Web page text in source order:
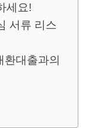
세요!
서류 리스
환대출과의